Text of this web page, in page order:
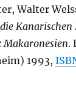
Walter
Makaronesien.
1993,